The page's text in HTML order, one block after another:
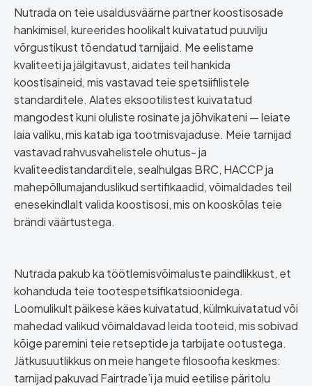
Nutrada on teie usaldusväärne partner koostisosade
hankimisel, kureerides hoolikalt kuivatatud puuvilju
võrgustikust tõendatud tarnijaid. Me eelistame
kvaliteeti ja jälgitavust, aidates teil hankida
koostisaineid, mis vastavad teie spetsiifilistele
standarditele. Alates eksootilistest kuivatatud
mangodest kuni oluliste rosinate ja jõhvikateni — leiate
laia valiku, mis katab iga tootmisvajaduse. Meie tarnijad
vastavad rahvusvahelistele ohutus- ja
kvaliteedistandarditele, sealhulgas BRC, HACCP ja
mahepõllumajanduslikud sertifikaadid, võimaldades teil
enesekindlalt valida koostisosi, mis on kooskõlas teie
brändi väärtustega.
Nutrada pakub ka töötlemisvõimaluste paindlikkust, et
kohanduda teie tootespetsifikatsioonidega.
Loomulikult päikese käes kuivatatud, külmkuivatatud või
mahedad valikud võimaldavad leida tooteid, mis sobivad
kõige paremini teie retseptide ja tarbijate ootustega.
Jätkusuutlikkus on meie hangete filosoofia keskmes:
tarnijad pakuvad Fairtrade’i ja muid eetilise päritolu